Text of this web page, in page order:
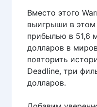
Вместо этого
выигрыши в этом
прибылью в 51,6
долларов в
повторить
Deadline, три
долларов.